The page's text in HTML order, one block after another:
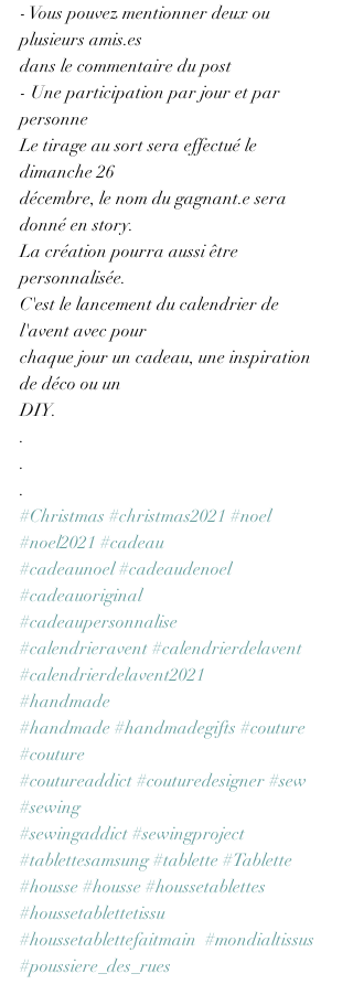
- Vous pouvez mentionner deux ou
plusieurs amis.es
dans le commentaire du post
- Une participation par jour et par
personne
Le tirage au sort sera effectué le
dimanche 26
décembre, le nom du gagnant.e sera
donné en story.
La création pourra aussi être
personnalisée.
C'est le lancement du calendrier de
l'avent avec pour
chaque jour un cadeau, une inspiration
de déco ou un
DIY.
.
.
.
#Christmas #christmas2021 #noel
#noel2021 #cadeau
#cadeaunoel #cadeaudenoel
#cadeauoriginal
#cadeaupersonnalise
#calendrieravent #calendrierdelavent
#calendrierdelavent2021
#handmade
#handmade #handmadegifts #couture
#couture
#coutureaddict #couturedesigner #sew
#sewing
#sewingaddict #sewingproject
#tablettesamsung #tablette #Tablette
#housse #housse #houssetablettes
#houssetablettetissu
#houssetablettefaitmain #mondialtissus
#poussiere_des_rues